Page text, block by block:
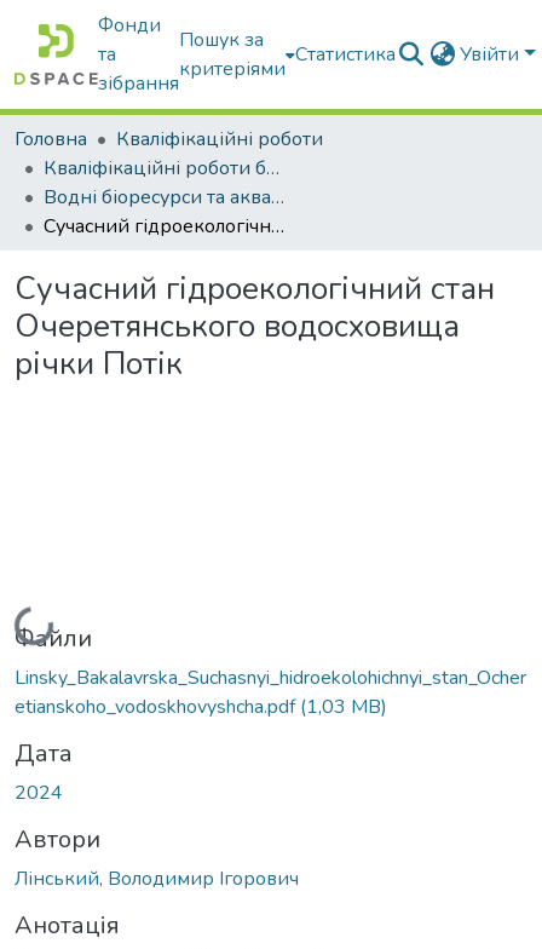
Фонди
та
зібрання
Пошук за
критеріями
Статистика Увійти
Головна
Кваліфікаційні роботи
Кваліфікаційні роботи бакалаврів
Водні біоресурси та аквакультура
Сучасний гідроекологічний стан Очеретянського водосховища річки Потік
Сучасний гідроекологічний стан
Очеретянського водосховища
річки Потік
Вантажиться...
Файли
Linsky_Bakalavrska_Suchasnyi_hidroekolohichnyi_stan_Ocher
etianskoho_vodoskhovyshcha.pdf(1,03 MB)
Дата
2024
Автори
Лінський, Володимир Ігорович
Анотація